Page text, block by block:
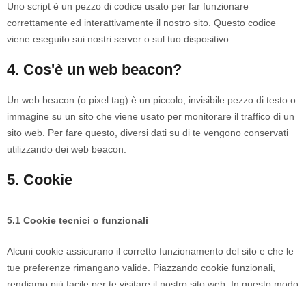
Uno script è un pezzo di codice usato per far funzionare
correttamente ed interattivamente il nostro sito. Questo codice
viene eseguito sui nostri server o sul tuo dispositivo.
4. Cos'è un web beacon?
Un web beacon (o pixel tag) è un piccolo, invisibile pezzo di testo o
immagine su un sito che viene usato per monitorare il traffico di un
sito web. Per fare questo, diversi dati su di te vengono conservati
utilizzando dei web beacon.
5. Cookie
5.1 Cookie tecnici o funzionali
Alcuni cookie assicurano il corretto funzionamento del sito e che le
tue preferenze rimangano valide. Piazzando cookie funzionali,